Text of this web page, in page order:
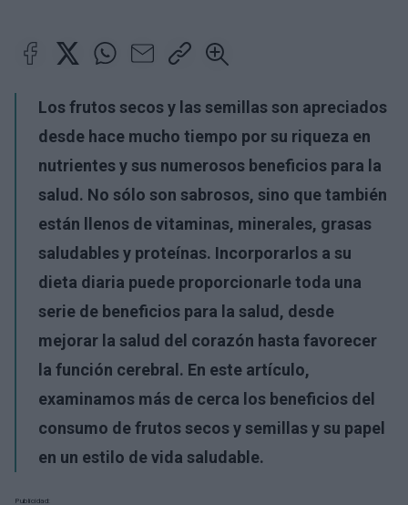
Los frutos secos y las semillas son apreciados
desde hace mucho tiempo por su riqueza en
nutrientes y sus numerosos beneficios para la
salud. No sólo son sabrosos, sino que también
están llenos de vitaminas, minerales, grasas
saludables y proteínas. Incorporarlos a su
dieta diaria puede proporcionarle toda una
serie de beneficios para la salud, desde
mejorar la salud del corazón hasta favorecer
la función cerebral. En este artículo,
examinamos más de cerca los beneficios del
consumo de frutos secos y semillas y su papel
en un estilo de vida saludable.
Publicidad: